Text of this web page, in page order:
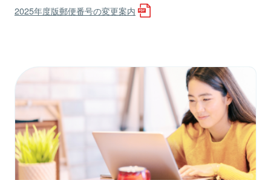
2025年度版郵便番号の変更案内